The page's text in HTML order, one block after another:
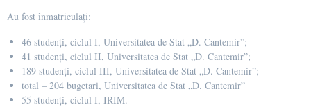
Au fost înmatriculați:
46 studenți, ciclul I, Universitatea de Stat „D. Cantemir”;
41 studenţi, ciclul II, Universitatea de Stat „D. Cantemir”;
189 studenţi, ciclul III, Universitatea de Stat „D. Cantemir”;
total – 204 bugetari, Universitatea de Stat „D. Cantemir”
55 studenţi, ciclul I, IRIM.